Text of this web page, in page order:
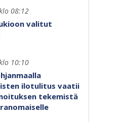
08:12
valitut
10:10
ilotulitus vaatii
tekemistä